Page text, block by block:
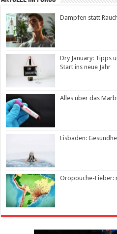
Dampfen statt
Dry January: Tipps
Start ins neue Jahr
Alles über das
Eisbaden:
Oropouche-Fieber: